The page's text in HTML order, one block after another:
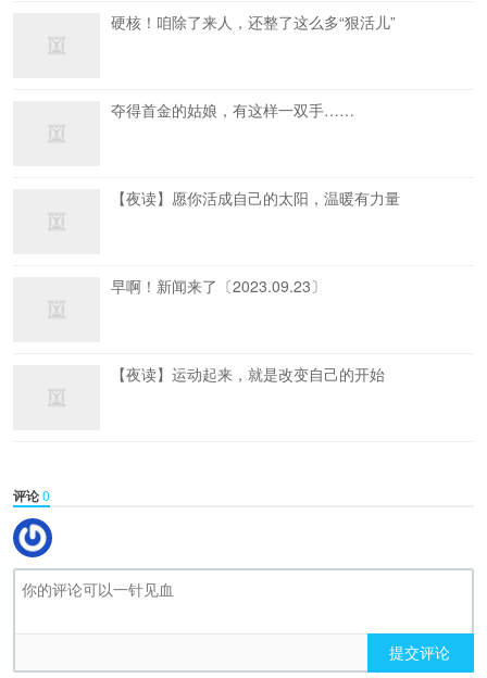
硬核！咱除了来人，还整了这么多“狠活儿”
夺得首金的姑娘，有这样一双手……
【夜读】愿你活成自己的太阳，温暖有力量
早啊！新闻来了〔2023.09.23〕
【夜读】运动起来，就是改变自己的开始
评论0
提交评论